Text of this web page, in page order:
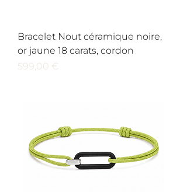
Bracelet Nout céramique noire,
or jaune 18 carats, cordon
Prix
599,00 €